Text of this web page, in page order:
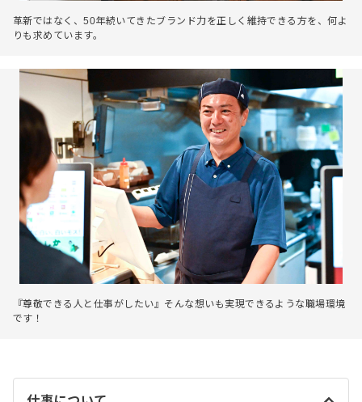
革新ではなく、50年続いてきたブランド力を正しく維持できる方を、何よ
りも求めています。
『尊敬できる人と仕事がしたい』そんな想いも実現できるような職場環境
です！